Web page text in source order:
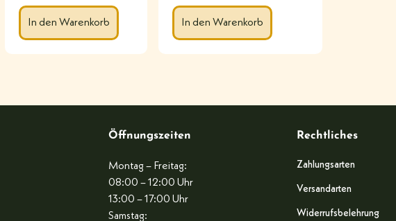
In den Warenkorb In den Warenkorb
Öffnungszeiten
Montag – Freitag:
08:00 – 12:00 Uhr
13:00 – 17:00 Uhr
Samstag:
Rechtliches
Zahlungsarten
Versandarten
Widerrufsbelehrung